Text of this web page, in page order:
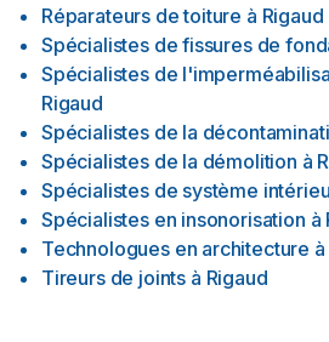
Réparateurs de toiture à Rigaud
Spécialistes de fissures de
Spécialistes de
Rigaud
Spécialistes de la
Spécialistes de la démolition à
Spécialistes de système
Spécialistes en insonorisation à
Technologues en architecture à
Tireurs de joints à Rigaud